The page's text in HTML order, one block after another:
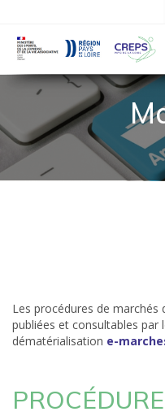
Les procédures de marchés
publiées et consultables par
dématérialisation e-